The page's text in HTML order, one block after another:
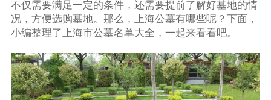
不仅需要满足一定的条件，还需要提前了解好墓地的情
况，方便选购墓地。那么，上海公墓有哪些呢？下面，
小编整理了上海市公墓名单大全，一起来看看吧。